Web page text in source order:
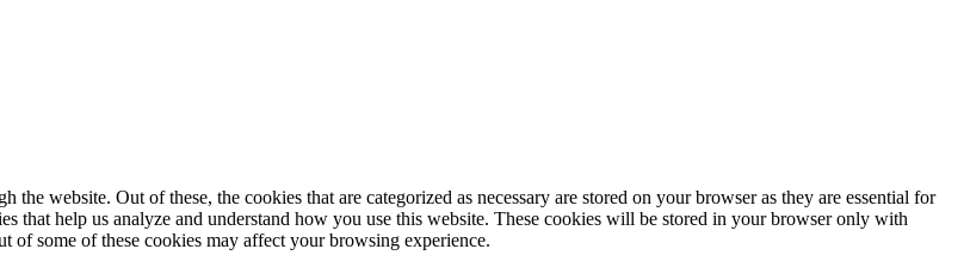
website. Out of these, the cookies that are categorized as necessary are stored on your browser as they are essential for
that help us analyze and understand how you use this website. These cookies will be stored in your browser only with
of some of these cookies may affect your browsing experience.